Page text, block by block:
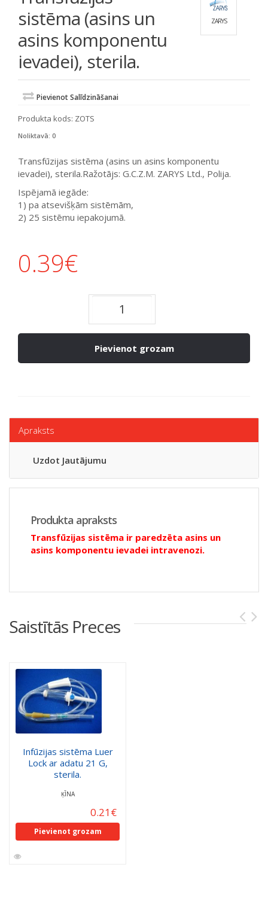
sistēma (asins un
asins komponentu
ievadei), sterila.
ZARYS
Pievienot Salīdzināšanai
Produkta kods: ZOTS
Noliktavā: 0
Transfūzijas sistēma (asins un asins komponentu
ievadei), sterila.Ražotājs: G.C.Z.M. ZARYS Ltd., Polija.
Ispējamā iegāde:
1) pa atsevišķām sistēmām,
2) 25 sistēmu iepakojumā.
0.39€
Pievienot grozam
Apraksts
Uzdot Jautājumu
Produkta apraksts
Transfūzijas sistēma ir paredzēta asins un
asins komponentu ievadei intravenozi.
Saistītās Preces
Infūzijas sistēma Luer
Lock ar adatu 21 G,
sterila.
ĶĪNA
0.21€
Pievienot grozam